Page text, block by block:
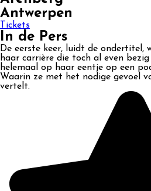
Antwerpen
Tickets
In de Pers
De eerste keer, luidt de ondertitel,
haar carrière die toch al even
helemaal op haar eentje op een
Waarin ze met het nodige gevoel
vertelt.